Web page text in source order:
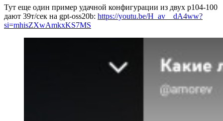
Тут еще один пример удачной конфигурации из двух p104-100
дают 39т/сек на gpt-oss20b: https://youtu.be/H_av__dA4ww?
si=mhisZXwAmkxKS7MS